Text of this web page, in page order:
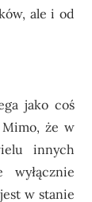
ale i od
jako coś
że w
innych
w stanie